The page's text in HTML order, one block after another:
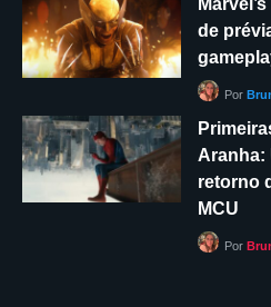
de
Por
Aranha:
retorno
MCU
Por